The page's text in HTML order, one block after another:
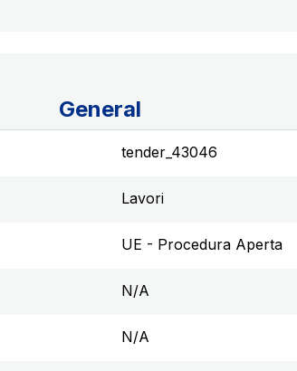
General
tender_43046
Lavori
UE - Procedura Aperta
N/A
N/A